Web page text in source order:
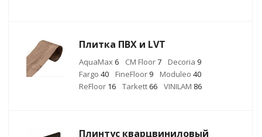
Плитка ПВХ и LVT
AquaMax 6 CM Floor7 Decoria 9
Fargo 40 FineFloor 9 Moduleo 40
ReFloor 16 Tarkett 66 VINILAM 86
Плинтус кварцвиниловый